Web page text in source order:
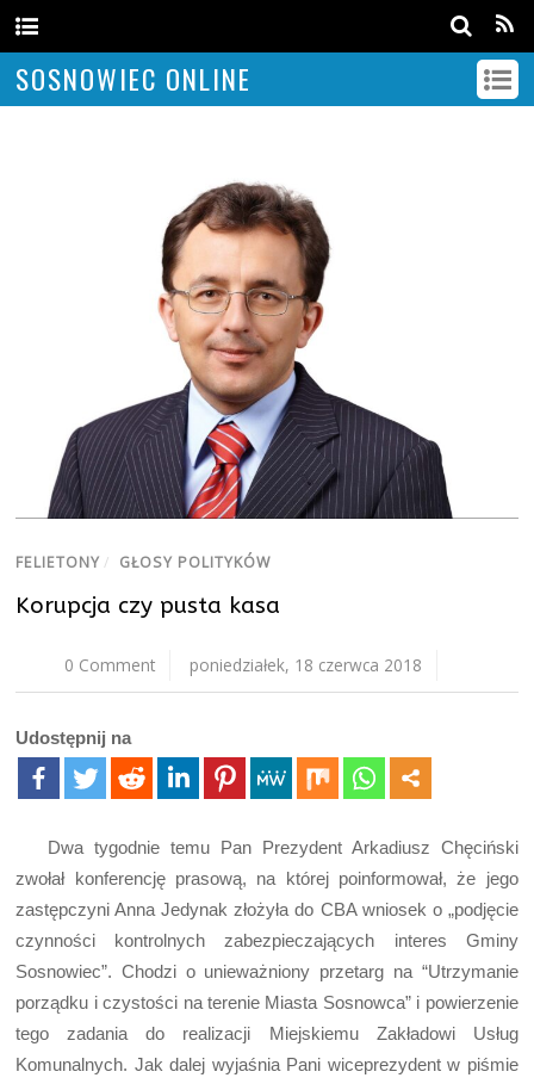
SOSNOWIEC ONLINE
FELIETONY / GŁOSY POLITYKÓW
Korupcja czy pusta kasa
0 Comment poniedziałek, 18 czerwca 2018
Udostępnij na
Dwa tygodnie temu Pan Prezydent Arkadiusz Chęciński
zwołał konferencję prasową, na której poinformował, że jego
zastępczyni Anna Jedynak złożyła do CBA wniosek o „podjęcie
czynności kontrolnych zabezpieczających interes Gminy
Sosnowiec”. Chodzi o unieważniony przetarg na “Utrzymanie
porządku i czystości na terenie Miasta Sosnowca” i powierzenie
tego zadania do realizacji Miejskiemu Zakładowi Usług
Komunalnych. Jak dalej wyjaśnia Pani wiceprezydent w piśmie